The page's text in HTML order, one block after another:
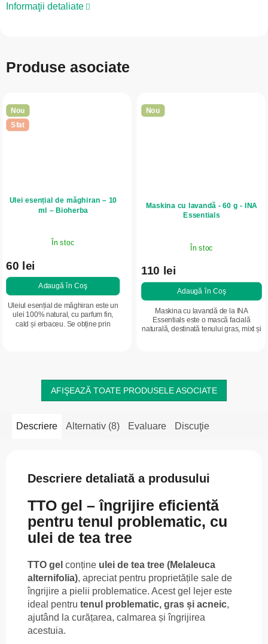
Informaţii detaliate
Produse asociate
Nou
Sfat
Ulei esențial de măghiran – 10
ml – Bioherba
În stoc
60 lei
Adaugă în Coş
Uleiul esențial de măghiran este un
ulei 100% natural, cu parfum fin,
cald și erbaceu. Se obține prin
Nou
Maskina cu lavandă - 60 g - INA
Essentials
În stoc
110 lei
Adaugă în Coş
Maskina cu lavandă de la INA
Essentials este o mască facială
naturală, destinată tenului gras, mixt și
AFIŞEAZĂ TOATE PRODUSELE ASOCIATE
Descriere Alternativ (8) Evaluare Discuţie
Descriere detaliată a produsului
TTO gel – îngrijire eficientă
pentru tenul problematic, cu
ulei de tea tree
TTO gel conține ulei de tea tree (Melaleuca
alternifolia), apreciat pentru proprietățile sale de
îngrijire a pielii problematice. Acest gel lejer este
ideal pentru tenul problematic, gras și acneic,
ajutând la curățarea, calmarea și îngrijirea
acestuia.